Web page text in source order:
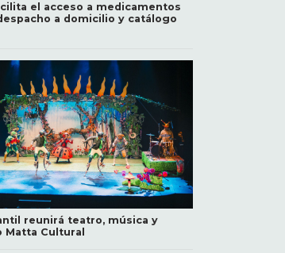
el acceso a medicamentos
a domicilio y catálogo
reunirá teatro, música y
Matta Cultural